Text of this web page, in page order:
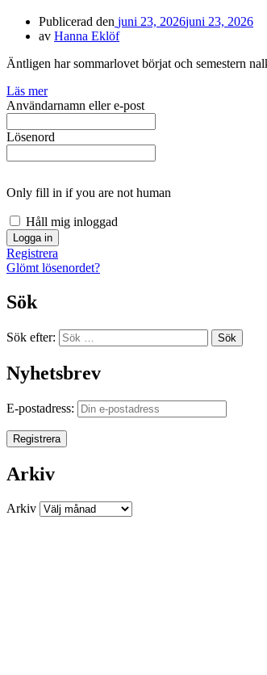
Publicerad den juni 23, 2026juni 23, 2026
av Hanna Eklöf
Äntligen har sommarlovet börjat och semestern
Läs mer
Användarnamn eller e-post
Lösenord
Only fill in if you are not human
Håll mig inloggad
Registrera
Glömt lösenordet?
Sök
Sök efter: Sök
Nyhetsbrev
E-postadress:
Arkiv
Arkiv